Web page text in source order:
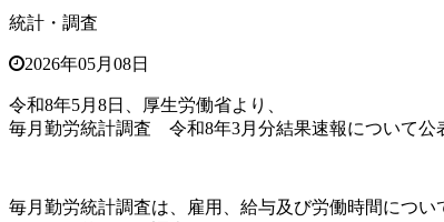
統計・調査
2026年05月08日
令和8年5月8日、厚生労働省より、
毎月勤労統計調査 令和8年3月分結果速報について公
毎月勤労統計調査は、雇用、給与及び労働時間につ